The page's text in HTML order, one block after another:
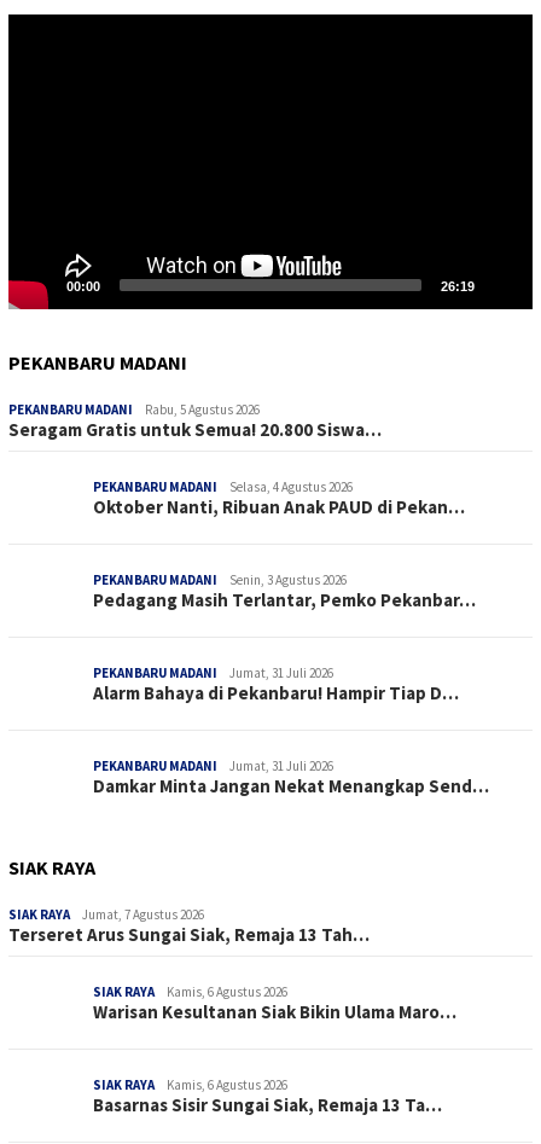
00:00 26:19
PEKANBARU MADANI
PEKANBARU MADANI Rabu, 5 Agustus 2026
Seragam Gratis untuk Semua! 20.800 Siswa…
PEKANBARU MADANI Selasa, 4 Agustus 2026
Oktober Nanti, Ribuan Anak PAUD di Pekan…
PEKANBARU MADANI Senin, 3 Agustus 2026
Pedagang Masih Terlantar, Pemko Pekanbar…
PEKANBARU MADANI Jumat, 31 Juli 2026
Alarm Bahaya di Pekanbaru! Hampir Tiap D…
PEKANBARU MADANI Jumat, 31 Juli 2026
Damkar Minta Jangan Nekat Menangkap Send…
SIAK RAYA
SIAK RAYA Jumat, 7 Agustus 2026
Terseret Arus Sungai Siak, Remaja 13 Tah…
SIAK RAYA Kamis, 6 Agustus 2026
Warisan Kesultanan Siak Bikin Ulama Maro…
SIAK RAYA Kamis, 6 Agustus 2026
Basarnas Sisir Sungai Siak, Remaja 13 Ta…